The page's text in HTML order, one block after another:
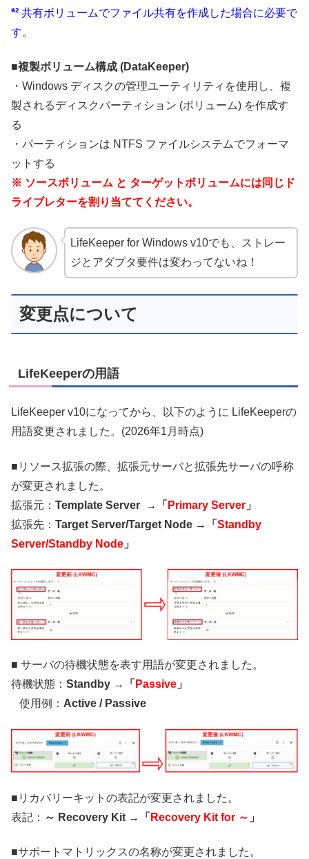
*² 共有ボリュームでファイル共有を作成した場合に必要で
す。
■複製ボリューム構成 (DataKeeper)
・Windows ディスクの管理ユーティリティを使用し、複
製されるディスクパーティション (ボリューム) を作成す
る
・パーティションは NTFS ファイルシステムでフォーマ
ット する
※ ソースボリューム と ターゲットボリュームには同じド
ライブレターを割り当ててください。
LifeKeeper for Windows v10でも、ストレー
ジとアダプタ要件は変わってないね！
変更点について
LifeKeeperの用語
LifeKeeper v10になってから、以下のように LifeKeeperの
用語変更されました。(2026年1月時点)
■リソース拡張の際、拡張元サーバと拡張先サーバの呼称
が変更されました。
拡張元： Template Server →「 Primary Server 」
拡張先： Target Server/Target Node →「 Standby
Server/Standby Node 」
■ サーバの待機状態を表す用語が変更されました。
待機状態： Standby →「 Passive 」
使用例： Active / Passive
■リカバリーキットの表記が変更されました。
表記： ～ Recovery Kit →「 Recovery Kit for ～ 」
■サポートマトリックスの名称が変更されました。